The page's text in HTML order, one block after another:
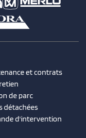
et contrats
de parc
détachées
d'intervention